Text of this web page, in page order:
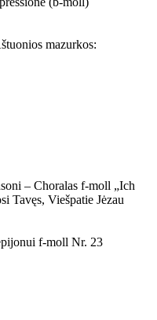
mazurkos:
– Choralas f-moll „Ich
Tavęs, Viešpatie Jėzau
f-moll Nr. 23